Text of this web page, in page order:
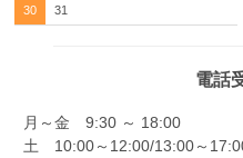
30 31
電話
月～金 9:30 ～ 18:00
土 10:00～12:00/13:00～